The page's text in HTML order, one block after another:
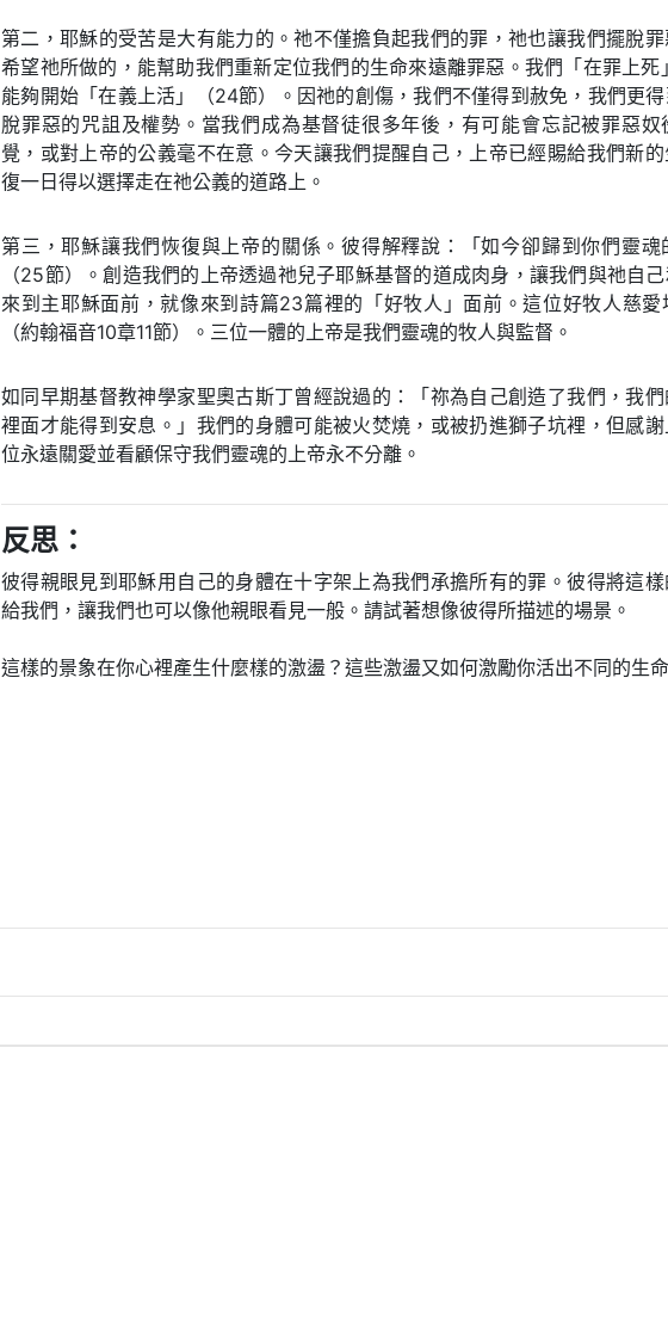
第二，耶穌的受苦是大有能力的。祂不僅擔負起我們的罪，祂也讓我們擺脫
希望祂所做的，能幫助我們重新定位我們的生命來遠離罪惡。我們「在罪上
能夠開始「在義上活」（24節）。因祂的創傷，我們不僅得到赦免，我們更
脫罪惡的咒詛及權勢。當我們成為基督徒很多年後，有可能會忘記被罪惡奴
覺，或對上帝的公義毫不在意。今天讓我們提醒自己，上帝已經賜給我們新
復一日得以選擇走在祂公義的道路上。
第三，耶穌讓我們恢復與上帝的關係。彼得解釋說：「如今卻歸到你們靈魂
（25節）。創造我們的上帝透過祂兒子耶穌基督的道成肉身，讓我們與祂自
來到主耶穌面前，就像來到詩篇23篇裡的「好牧人」面前。這位好牧人慈
（約翰福音10章11節）。三位一體的上帝是我們靈魂的牧人與監督。
如同早期基督教神學家聖奧古斯丁曾經說過的：「祢為自己創造了我們，我
裡面才能得到安息。」我們的身體可能被火焚燒，或被扔進獅子坑裡，但感
位永遠關愛並看顧保守我們靈魂的上帝永不分離。
反思：
彼得親眼見到耶穌用自己的身體在十字架上為我們承擔所有的罪。彼得將這
給我們，讓我們也可以像他親眼看見一般。請試著想像彼得所描述的場景。
這樣的景象在你心裡產生什麼樣的激盪？這些激盪又如何激勵你活出不同的生